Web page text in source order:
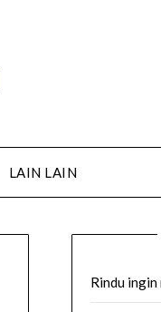
LAIN LAIN
Rindu